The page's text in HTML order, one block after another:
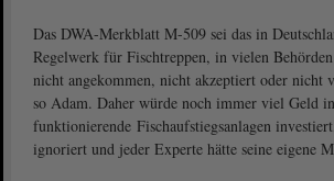
Das DWA-Merkblatt M-509 sei das in
Regelwerk für Fischtreppen, in vielen
nicht angekommen, nicht akzeptiert oder nicht
so Adam. Daher würde noch immer viel Geld
funktionierende Fischaufstiegsanlagen
ignoriert und jeder Experte hätte seine eigene